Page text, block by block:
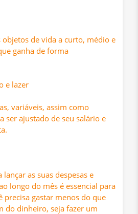
de vida a curto, médio e
ganha de forma
e lazer
variáveis, assim como
ser ajustado de seu salário e
as suas despesas e
longo do mês é essencial para
gastar menos do que
do dinheiro, seja fazer um